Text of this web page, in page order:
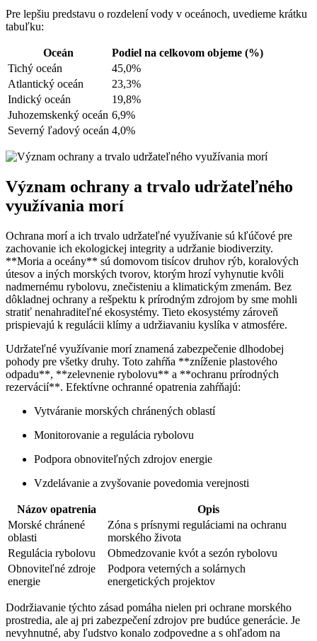
Pre lepšiu predstavu o rozdelení vody v oceánoch, uvedieme krátku
tabuľku:
Oceán
Podiel na celkovom objeme (%)
Tichý oceán
45,0%
Atlantický oceán
23,3%
Indický oceán
19,8%
Juhozemskenký oceán 6,9%
Severný ľadový oceán 4,0%
Význam ochrany a trvalo udržateľného
využívania morí
Ochrana morí a ich trvalo udržateľné využívanie sú kľúčové pre
zachovanie ich ekologickej integrity a udržanie biodiverzity.
**Moria a oceány** sú domovom tisícov druhov rýb, koralových
útesov a iných morských tvorov, ktorým hrozí vyhynutie kvôli
nadmernému rybolovu, znečisteniu a klimatickým zmenám. Bez
dôkladnej ochrany a rešpektu k prírodným zdrojom by sme mohli
stratiť nenahraditeľné ekosystémy. Tieto ekosystémy zároveň
prispievajú k regulácii klímy a udržiavaniu kyslíka v atmosfére.
Udržateľné využívanie morí znamená zabezpečenie dlhodobej
pohody pre všetky druhy. Toto zahŕňa **zníženie plastového
odpadu**, **zelevnenie rybolovu** a **ochranu prírodných
rezervácií**. Efektívne ochranné opatrenia zahŕňajú:
Vytváranie morských chránených oblastí
Monitorovanie a regulácia rybolovu
Podpora obnoviteľných zdrojov energie
Vzdelávanie a zvyšovanie povedomia verejnosti
Názov opatrenia
Opis
Morské chránené
oblasti
Zóna s prísnymi reguláciami na ochranu
morského života
Regulácia rybolovu
Obmedzovanie kvót a sezón rybolovu
Obnoviteľné zdroje
energie
Podpora veterných a solárnych
energetických projektov
Dodržiavanie týchto zásad pomáha nielen pri ochrane morského
prostredia, ale aj pri zabezpečení zdrojov pre budúce generácie. Je
nevyhnutné, aby ľudstvo konalo zodpovedne a s ohľadom na